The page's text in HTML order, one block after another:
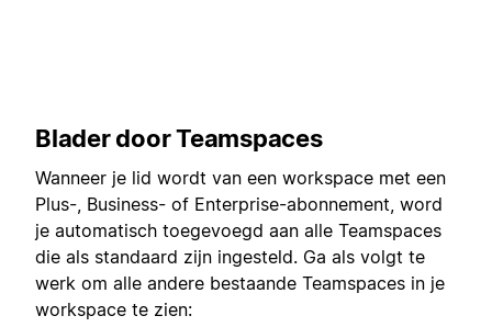
Blader door Teamspaces
Wanneer je lid wordt van een workspace met een
Plus-, Business- of Enterprise-abonnement, word
je automatisch toegevoegd aan alle Teamspaces
die als standaard zijn ingesteld. Ga als volgt te
werk om alle andere bestaande Teamspaces in je
workspace te zien: